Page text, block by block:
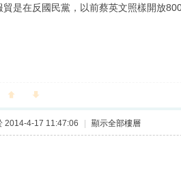
貿是在反國民黨，以前蔡英文照樣開放
2014-4-17 11:47:06 顯示全部樓層